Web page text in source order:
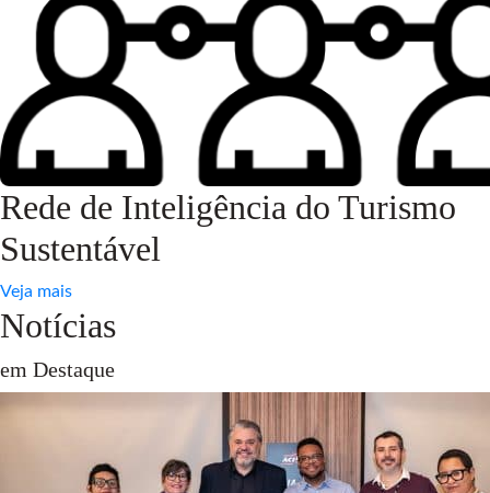
Rede de Inteligência do Turismo
Sustentável
Veja mais
Notícias
em Destaque